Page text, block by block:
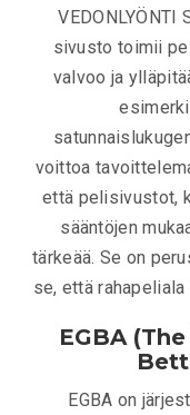
VEDONLYÖNTI
sivusto toimii
valvoo ja
voittoa
että pelisivustot,
sääntöjen
tärkeää. Se on
se, että
EGBA
EGBA on